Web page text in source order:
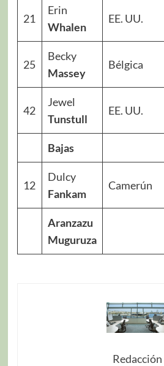
21
Erin
Whalen
EE. UU.
25
Becky
Massey
Bélgica
42
Jewel
Tunstull
EE. UU.
Bajas
12
Dulcy
Fankam
Camerún
Aranzazu
Muguruza
Redacción